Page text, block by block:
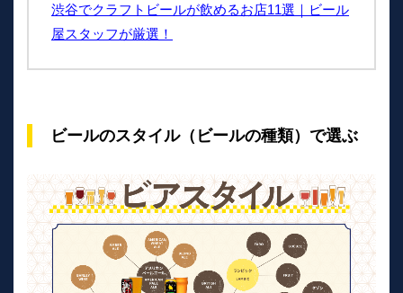
渋谷でクラフトビールが飲めるお店11選｜ビール
屋スタッフが厳選！
ビールのスタイル（ビールの種類）で選ぶ